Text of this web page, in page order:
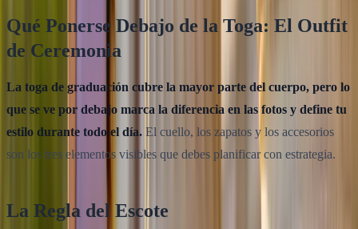
Qué Ponerse Debajo de la Toga: El Outfit
de Ceremonia
La toga de graduación cubre la mayor parte del cuerpo, pero lo
que se ve por debajo marca la diferencia en las fotos y define tu
estilo durante todo el día. El cuello, los zapatos y los accesorios
son los tres elementos visibles que debes planificar con estrategia.
La Regla del Escote